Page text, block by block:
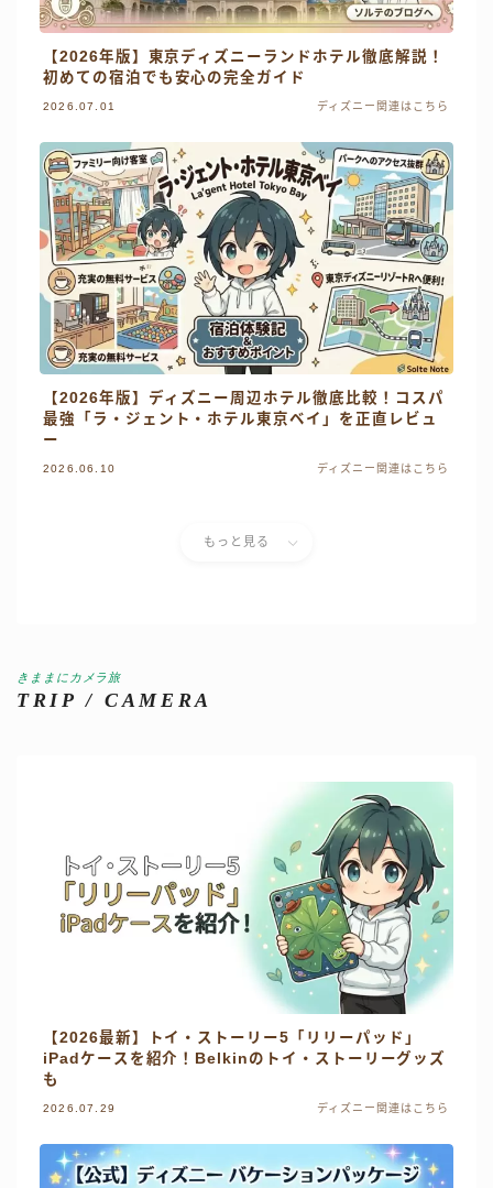
【2026年版】東京ディズニーランドホテル徹底解説！
初めての宿泊でも安心の完全ガイド
2026.07.01 ディズニー関連はこちら
【2026年版】ディズニー周辺ホテル徹底比較！コスパ
最強「ラ・ジェント・ホテル東京ベイ」を正直レビュ
ー
2026.06.10 ディズニー関連はこちら
もっと見る
きままにカメラ旅
TRIP / CAMERA
【2026最新】トイ・ストーリー5「リリーパッド」
iPadケースを紹介！Belkinのトイ・ストーリーグッズ
も
2026.07.29 ディズニー関連はこちら